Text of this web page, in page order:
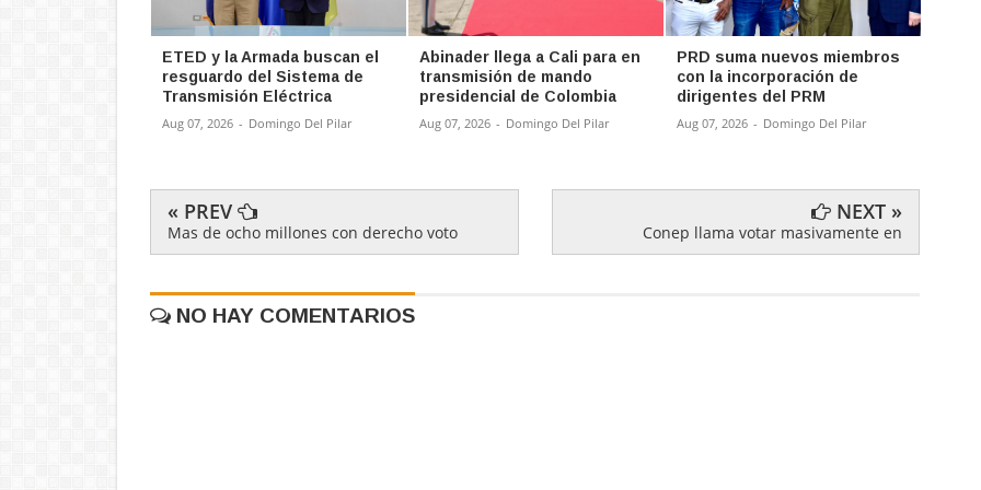
ETED y la Armada buscan el
resguardo del Sistema de
Transmisión Eléctrica
Aug 07, 2026 - Domingo Del Pilar
Abinader llega a Cali para en
transmisión de mando
presidencial de Colombia
Aug 07, 2026 - Domingo Del Pilar
PRD suma nuevos miembros
con la incorporación de
dirigentes del PRM
Aug 07, 2026 - Domingo Del Pilar
« PREV
Mas de ocho millones con derecho voto
NEXT »
Conep llama votar masivamente en
NO HAY COMENTARIOS